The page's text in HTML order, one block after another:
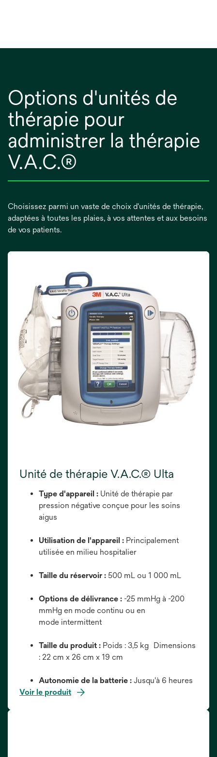
Options d'unités de
thérapie pour
administrer la thérapie
V.A.C.®
Choisissez parmi un vaste de choix d'unités de thérapie,
adaptées à toutes les plaies, à vos attentes et aux besoins
de vos patients.
Unité de thérapie V.A.C.® Ulta
Type d'appareil : Unité de thérapie par
pression négative conçue pour les soins
aigus
Utilisation de l'appareil : Principalement
utilisée en milieu hospitalier
Taille du réservoir : 500 mL ou 1 000 mL
Options de délivrance : -25 mmHg à -200
mmHg en mode continu ou en
mode intermittent
Taille du produit : Poids : 3,5 kg Dimensions
: 22 cm x 26 cm x 19 cm
Autonomie de la batterie : Jusqu'à 6 heures
Voir le produit